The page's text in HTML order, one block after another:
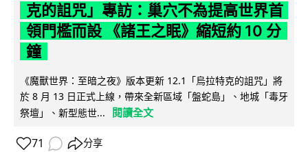
克的詛咒」專訪：巢穴不為提高世界首
領門檻而設 《諸王之眠》縮短約 10 分
鐘
《魔獸世界：至暗之夜》版本更新 12.1「烏拉特克的詛咒」將
於 8 月 13 日正式上線，帶來全新區域「盤蛇島」、地城「毒牙
祭壇」、新型態世...
閱讀全文
71 分享